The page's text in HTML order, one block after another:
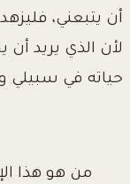
أن يتبعني،
لأن الذي يريد
حياته في سبيلي
من هو هذا